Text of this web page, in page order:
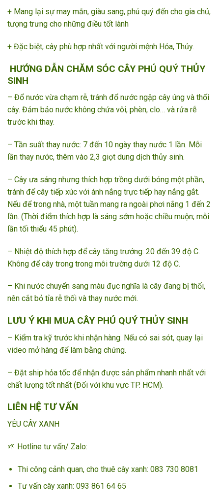
+ Mang lại sự may mắn, giàu sang, phú quý đến cho gia chủ,
tượng trưng cho những điều tốt lành
+ Đặc biệt, cây phù hợp nhất với người mệnh Hỏa, Thủy.
HƯỚNG DẪN CHĂM SÓC CÂY PHÚ QUÝ THỦY
SINH
– Đổ nước vừa chạm rễ, tránh đổ nước ngập cây úng và thối
cây. Đảm bảo nước không chứa vôi, phèn, clo… và rửa rễ
trước khi thay.
– Tần suất thay nước: 7 đến 10 ngày thay nước 1 lần. Mỗi
lần thay nước, thêm vào 2,3 giọt dung dịch thủy sinh.
– Cây ưa sáng nhưng thích hợp trồng dưới bóng một phần,
tránh để cây tiếp xúc với ánh nắng trực tiếp hay nắng gắt.
Nếu để trong nhà, một tuần mang ra ngoài phơi nắng 1 đến 2
lần. (Thời điểm thích hợp là sáng sớm hoặc chiều muộn; mỗi
lần tối thiểu 45 phút).
– Nhiệt độ thích hợp để cây tăng trưởng: 20 đến 39 độ C.
Không để cây trong trong môi trường dưới 12 độ C.
– Khi nước chuyển sang màu đục nghĩa là cây đang bị thối,
nên cắt bỏ tỉa rễ thối và thay nước mới.
LƯU Ý KHI MUA CÂY PHÚ QUÝ THỦY SINH
– Kiểm tra kỹ trước khi nhận hàng. Nếu có sai sót, quay lại
video mở hàng để làm bằng chứng.
– Đặt ship hỏa tốc để nhận được sản phẩm nhanh nhất với
chất lượng tốt nhất (Đối với khu vực TP. HCM).
LIÊN HỆ TƯ VẤN
YÊU CÂY XANH
🌱 Hotline tư vấn/ Zalo:
Thi công cảnh quan, cho thuê cây xanh: 083 730 8081
Tư vấn cây xanh: 093 861 64 65 ­­